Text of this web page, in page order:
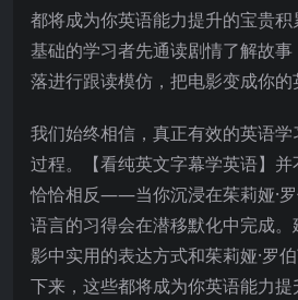
都将成为你英语能力提升的宝贵
基础的学习者先通读剧情了解故
落进行跟读模仿，把电影变成你的
我们始终相信，真正有效的英语
过程。【看纯英文字幕学英语】并
恰恰相反——当你沉浸在茱莉娅·罗
语言的习得会在潜移默化中完成
影中实用的表达方式和茱莉娅·罗
下来，这些都将成为你英语能力提